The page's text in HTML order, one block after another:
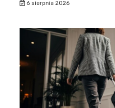
6 sierpnia 2026